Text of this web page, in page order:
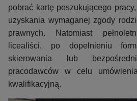
pobrać kartę poszukującego
uzyskania wymaganej zgody
prawnych. Natomiast
licealiści, po dopełnieniu
skierowania lub
pracodawców w celu
kwalifikacyjną.